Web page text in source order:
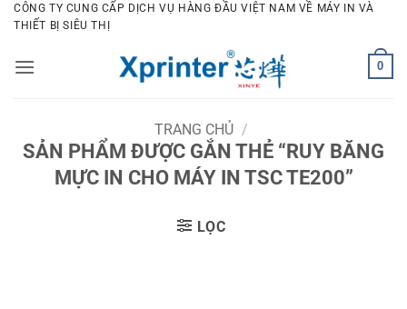
Bỏ
qua
dung
CÔNG TY CUNG CẤP DỊCH VỤ HÀNG ĐẦU VIỆT NAM VỀ MÁY IN VÀ
THIẾT BỊ SIÊU THỊ
0
TRANG CHỦ /
SẢN PHẨM ĐƯỢC GẮN THẺ “RUY BĂNG
MỰC IN CHO MÁY IN TSC TE200”
LỌC